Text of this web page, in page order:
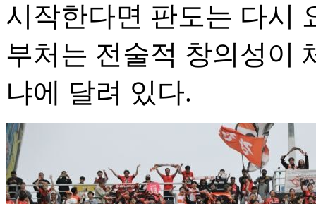
시작한다면 판도는 다시
부처는 전술적 창의성이
냐에 달려 있다.